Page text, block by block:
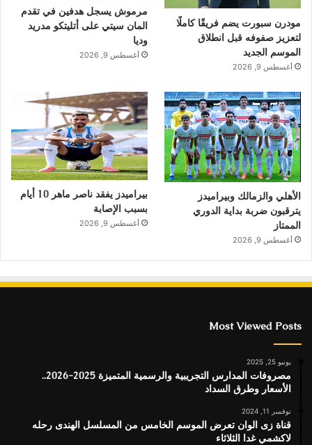
مودرن سبورت يضم فريقًا كاملًا
لتعزيز صفوفه قبل انطلاق
الموسم الجديد
أغسطس 9, 2026
مرموش يسجل هدفين في تقدم
المان سيتي على أتليتكو مدريد
وديا
أغسطس 9, 2026
الأهلي والزمالك وبيراميدز
يترقبون ضربة بداية الدوري
الممتاز
أغسطس 9, 2026
بيراميدز يفقد ناصر ماهر 10 أيام
بسبب الإصابة
أغسطس 9, 2026
Most Viewed Posts
يونيو 25, 2025
مصروفات المدارس التجريبية والرسمية المتميزة 2025-2026..
الأسعار وطرق السداد
نوفمبر 11, 2024
قناة زى الوان تعرض الموسم الخامس من المسلسل الهندى رحله
لاكشمي غدا الثلاثاء